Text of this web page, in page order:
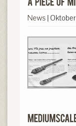
News | Oktober